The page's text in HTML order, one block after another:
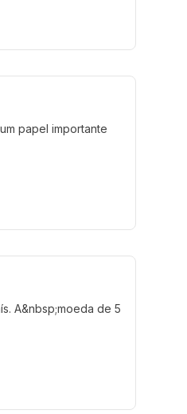
papel importante
A&nbsp;moeda de 5